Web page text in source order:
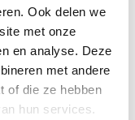
Ook delen we
met onze
en analyse. Deze
met andere
of die ze hebben
hun services.